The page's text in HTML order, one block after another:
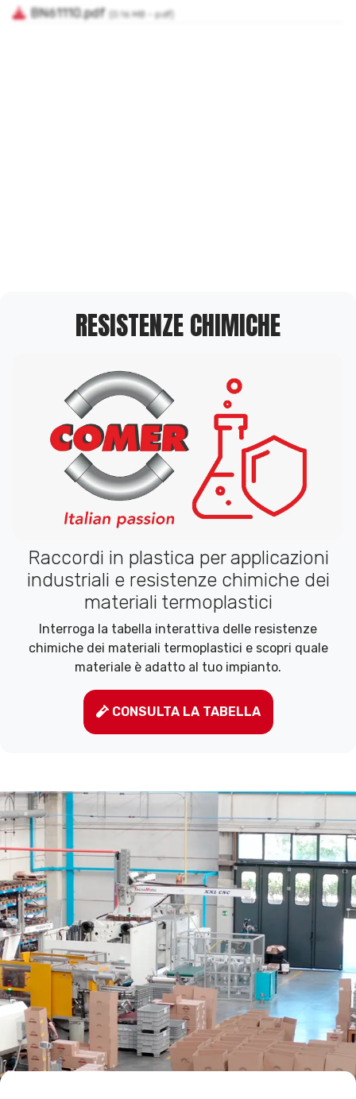
RESISTENZE CHIMICHE
Raccordi in plastica per applicazioni
industriali e resistenze chimiche dei
materiali termoplastici
Interroga la tabella interattiva delle resistenze
chimiche dei materiali termoplastici e scopri quale
materiale è adatto al tuo impianto.
CONSULTA LA TABELLA